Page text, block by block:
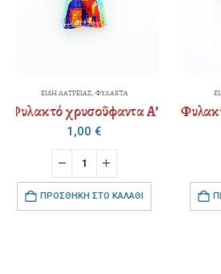
ΕΙΔΗ ΛΑΤΡΕΙΑΣ,ΦΥΛΑΚΤΑ
Φυλακτό εξωτερική χάντρα τρίγωνο / τετράγωνο
2,00
ΠΡΟΣΘΉΚΗ ΣΤΟ ΚΑΛΆΘΙ